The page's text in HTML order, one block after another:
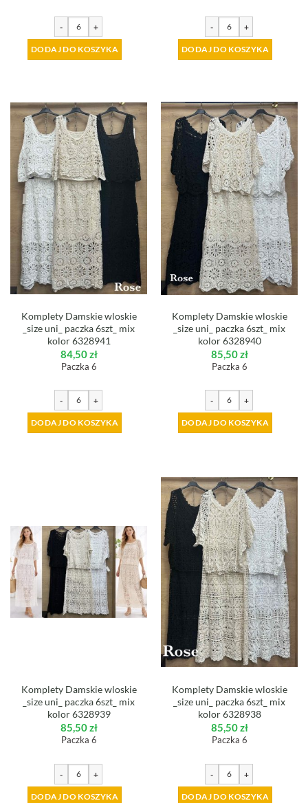
- +
DODAJ DO KOSZYKA
- +
DODAJ DO KOSZYKA
Komplety Damskie wloskie
_size uni_ paczka 6szt_ mix
kolor 6328941
84,50zł
Paczka 6
- +
DODAJ DO KOSZYKA
Komplety Damskie wloskie
_size uni_ paczka 6szt_ mix
kolor 6328940
85,50zł
Paczka 6
- +
DODAJ DO KOSZYKA
Komplety Damskie wloskie
_size uni_ paczka 6szt_ mix
kolor 6328939
85,50zł
Paczka 6
- +
DODAJ DO KOSZYKA
Komplety Damskie wloskie
_size uni_ paczka 6szt_ mix
kolor 6328938
85,50zł
Paczka 6
- +
DODAJ DO KOSZYKA